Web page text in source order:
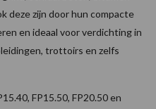
deze zijn door hun compacte
en ideaal voor verdichting in
trottoirs en zelfs
FP15.50, FP20.50 en